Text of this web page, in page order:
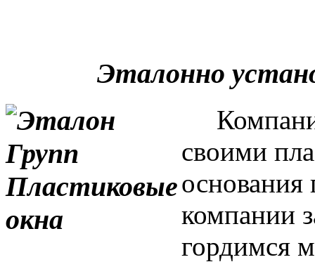
Эталонно
своими
основания
компании
гордимся